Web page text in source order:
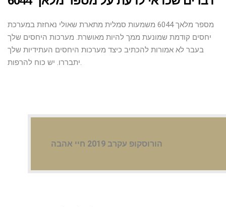
מספר מלאך 6044 משמעות סמלית מתארת ​​שאולי נאחזת במערכת
יחסים קודמת שמונעת ממך להיות מאושרת. מערכות היחסים שלך
בעבר לא אמורות להכתיב כיצד מערכות היחסים העתידיות שלך
יתבררו. יש כוח להרפות.
הורוסקופ עקרב 2019 חיי אהבה